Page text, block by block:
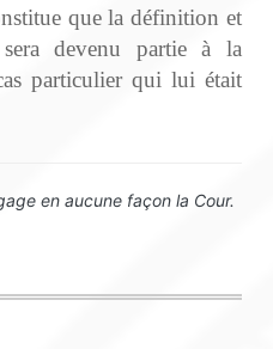
que la définition et
devenu partie à la
particulier qui lui était
en aucune façon la Cour.